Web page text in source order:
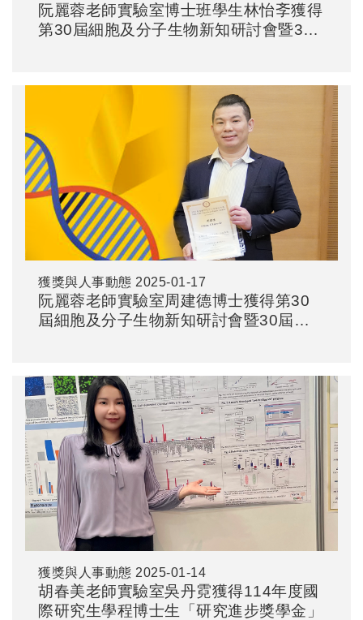
阮麗蓉老師實驗室博士班學生林怡斈獲得
第30屆細胞及分子生物新知研討會暨30
獲獎與人事動態 2025-01-17
阮麗蓉老師實驗室周建德博士獲得第30
屆細胞及分子生物新知研討會暨30屆慶
獲獎與人事動態 2025-01-14
胡春美老師實驗室吳丹霓獲得114年度國
際研究生學程博士生「研究進步獎學金」